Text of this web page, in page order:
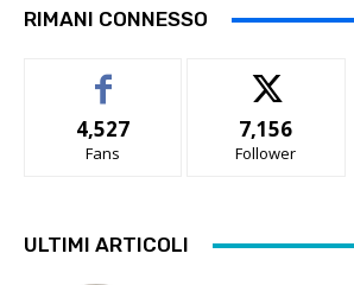
RIMANI CONNESSO
4,527
Fans
7,156
Follower
ULTIMI ARTICOLI